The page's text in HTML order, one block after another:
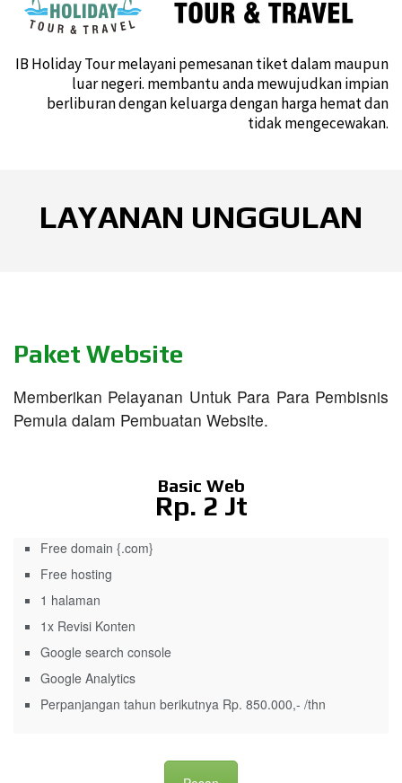
IB Holiday Tour melayani pemesanan tiket dalam maupun
luar negeri. membantu anda mewujudkan impian
berliburan dengan keluarga dengan harga hemat dan
tidak mengecewakan.
LAYANAN UNGGULAN
Paket Website
Memberikan Pelayanan Untuk Para Para Pembisnis
Pemula dalam Pembuatan Website.
Basic Web
Rp. 2 Jt
Free domain {.com}
Free hosting
1 halaman
1x Revisi Konten
Google search console
Google Analytics
Perpanjangan tahun berikutnya Rp. 850.000,- /thn